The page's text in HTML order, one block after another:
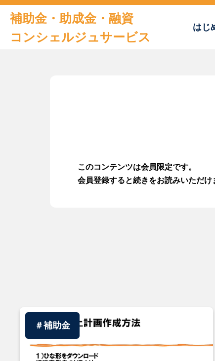
補助金・助成金・融資
コンシェルジュサービス
はじ
補助金申請書サンプル
及びチェックシート
サービス一覧
お問い合わせ
このコンテンツは会員限定です。
会員登録すると続きをお読みいただけ
＃補助金